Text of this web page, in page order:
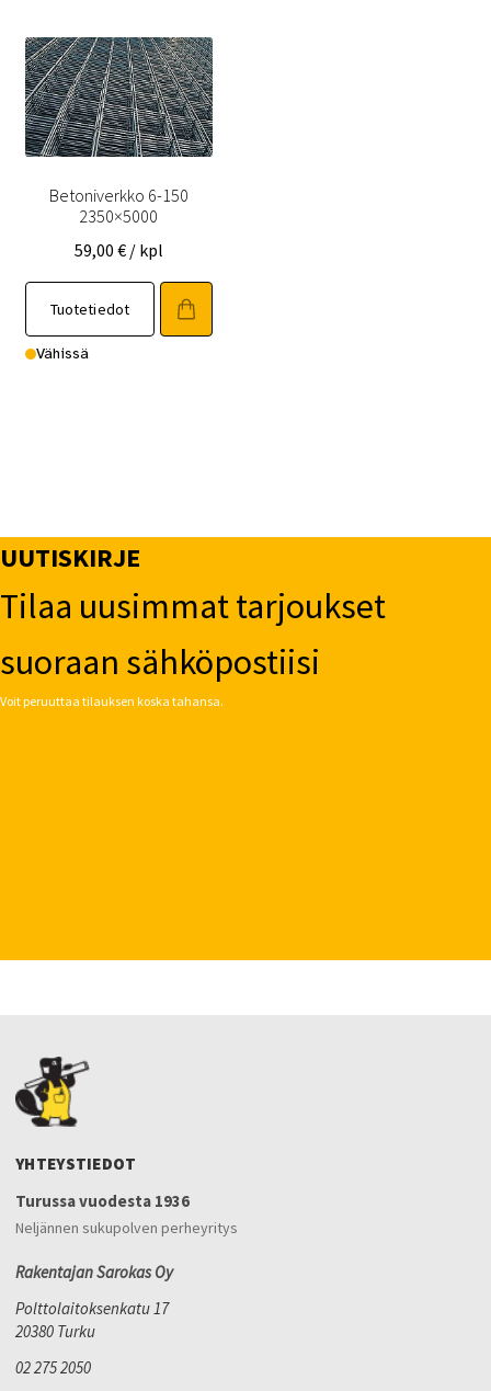
Betoniverkko 6-150
2350×5000
59,00 € / kpl
Tuotetiedot
Vähissä
UUTISKIRJE
Tilaa uusimmat tarjoukset
suoraan sähköpostiisi
Voit peruuttaa tilauksen koska tahansa.
YHTEYSTIEDOT
Turussa vuodesta 1936
Neljännen sukupolven perheyritys
Rakentajan Sarokas Oy
Polttolaitoksenkatu 17
20380 Turku
02 275 2050